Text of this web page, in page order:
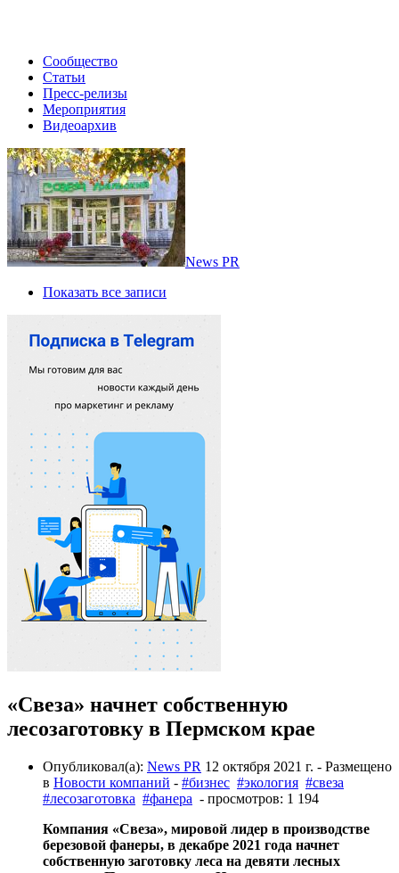
Сообщество
Статьи
Пресс-релизы
Мероприятия
Видеоархив
News PR
Показать все записи
«Свеза» начнет собственную
лесозаготовку в Пермском крае
Опубликовал(а): News PR 12 октября 2021 г. - Размещено
в Новости компаний - #бизнес #экология #свеза
#лесозаготовка #фанера - просмотров: 1 194
Компания «Свеза», мировой лидер в производстве
березовой фанеры, в декабре 2021 года начнет
собственную заготовку леса на девяти лесных